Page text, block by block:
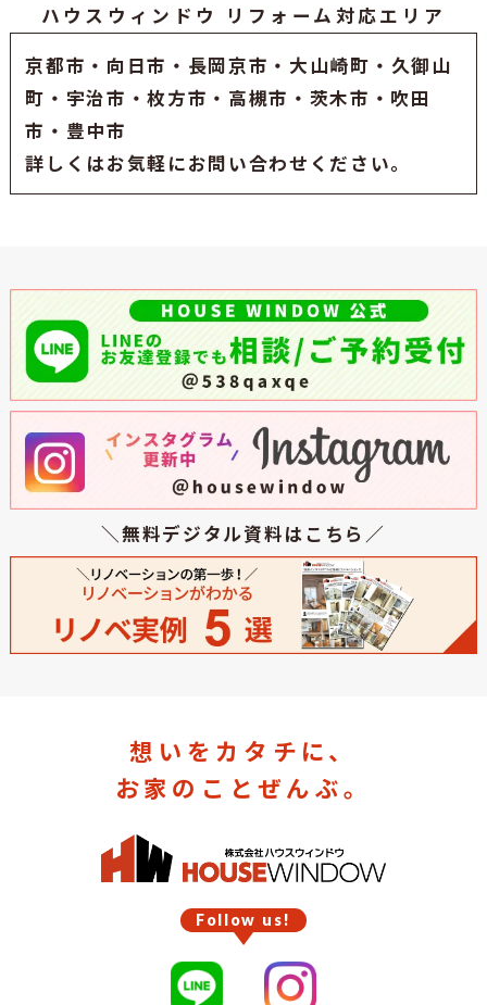
ハウスウィンドウ リフォーム対応エリア
京都市 ・ 向日市 ・ 長岡京市 ・大山崎町・久御山
町・ 宇治市 ・枚方市・高槻市・茨木市・吹田
市・豊中市
詳しくはお気軽にお問い合わせください。
＼無料デジタル資料はこちら／
想いをカタチに、
お家のことぜんぶ。
Follow us!